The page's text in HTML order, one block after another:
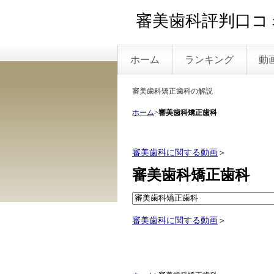
審美歯科評判口
ホーム ランキング 動
審美歯科矯正歯科の解説
ホーム>審美歯科矯正歯科
審美歯科に関する動画 ＞
審美歯科矯正歯科
審美歯科に関する動画 ＞